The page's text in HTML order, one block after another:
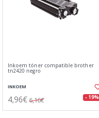
Inkoem tóner compatible brother
tn2420 negro
INKOEM
4,96€ 6,16€ - 19%